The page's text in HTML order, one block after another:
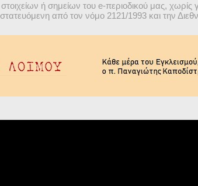
ή σημείων του e-περιοδικού μας,
από τον νόμο 2121/1993 και την